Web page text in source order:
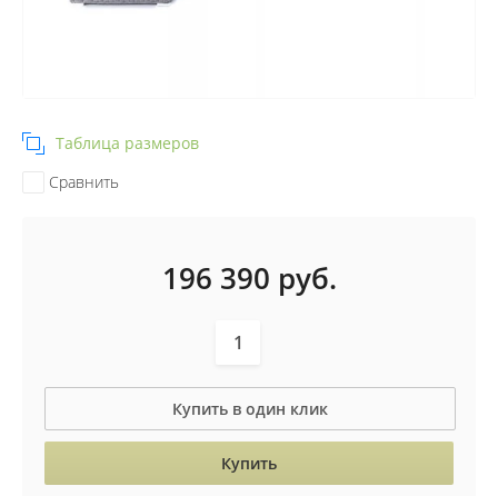
Таблица размеров
Сравнить
196 390 руб.
Купить в один клик
Купить